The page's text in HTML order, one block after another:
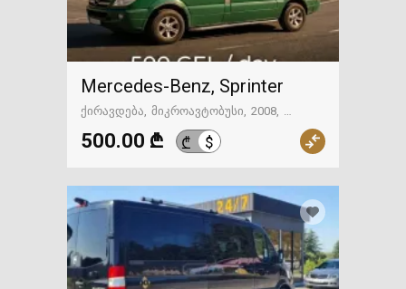
Mercedes-Benz, Sprinter
ქირავდება მიკროავტობუსი 2008
თბილისი
500.00 ₾ ₾ $